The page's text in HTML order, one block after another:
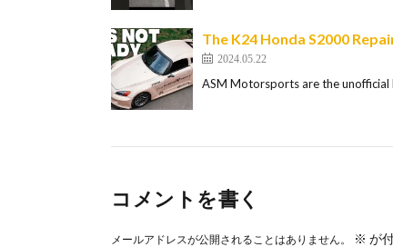
The K24 Honda S2000
2024.05.22
ASM Motorsports are the unofficial
コメントを書く
メールアドレスが公開されることはありません。 ※ が